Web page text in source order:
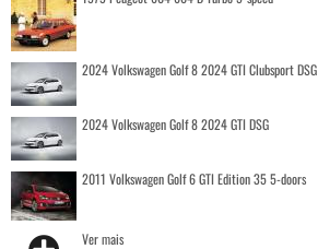
2024 Volkswagen Golf 8 2024 GTI Clubsport DSG
2024 Volkswagen Golf 8 2024 GTI DSG
2011 Volkswagen Golf 6 GTI Edition 35 5-doors
Ver mais